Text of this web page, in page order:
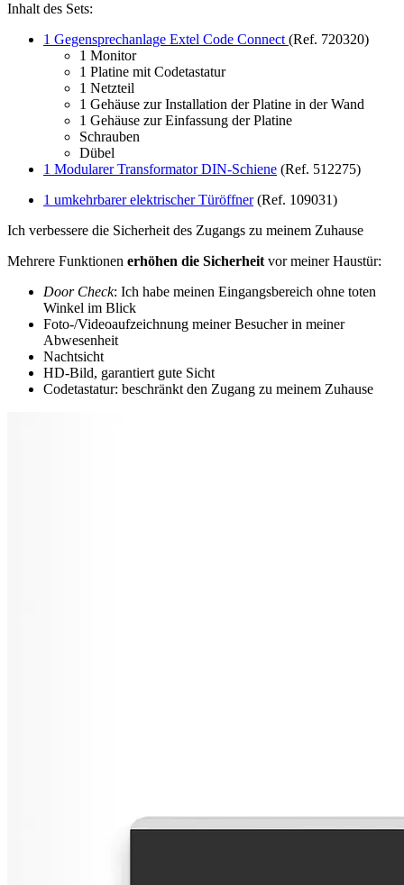
Inhalt des Sets:
1 Gegensprechanlage Extel Code Connect(Ref. 720320)
1 Monitor
1 Platine mit Codetastatur
1 Netzteil
1 Gehäuse zur Installation der Platine in der Wand
1 Gehäuse zur Einfassung der Platine
Schrauben
Dübel
1 Modularer Transformator DIN-Schiene (Ref. 512275)
1 umkehrbarer elektrischer Türöffner(Ref. 109031)
Ich verbessere die Sicherheit des Zugangs zu meinem Zuhause
Mehrere Funktionen erhöhen die Sicherheitvor meiner Haustür:
Door Check: Ich habe meinen Eingangsbereich ohne toten
Winkel im Blick
Foto-/Videoaufzeichnung meiner Besucher in meiner
Abwesenheit
Nachtsicht
HD-Bild, garantiert gute Sicht
Codetastatur: beschränkt den Zugang zu meinem Zuhause